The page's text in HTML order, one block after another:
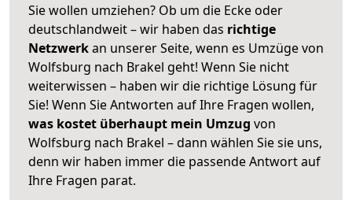
Sie wollen umziehen? Ob um die Ecke oder
deutschlandweit – wir haben das richtige
Netzwerkan unserer Seite, wenn es Umzüge von
Wolfsburg nach Brakel geht! Wenn Sie nicht
weiterwissen – haben wir die richtige Lösung für
Sie! Wenn Sie Antworten auf Ihre Fragen wollen,
was kostet überhaupt mein Umzug von
Wolfsburg nach Brakel – dann wählen Sie sie uns,
denn wir haben immer die passende Antwort auf
Ihre Fragen parat.